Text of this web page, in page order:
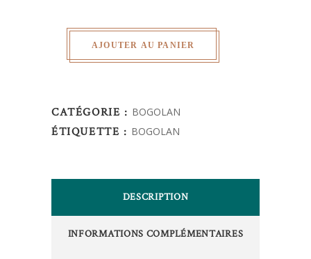
AJOUTER AU PANIER
CATÉGORIE : BOGOLAN
ÉTIQUETTE : BOGOLAN
DESCRIPTION
INFORMATIONS COMPLÉMENTAIRES